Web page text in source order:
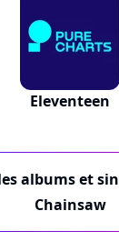
Eleventeen
albums et
Chainsaw